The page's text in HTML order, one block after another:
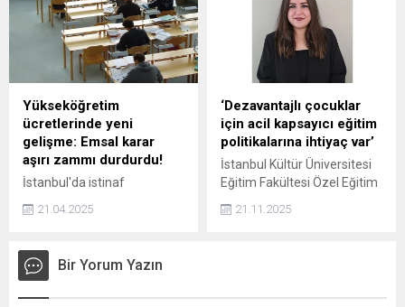
Atatürk’ün Manastır Askeri
İdadisi’nden mezuniyetinin
127’nci yıl dönümü törenine
katılmak üzere Kuzey
Makedonya’ya gitti.
hızlı değişirken, bu değişime
yalnızca ayak uyduran değil,
yön veren şirketler
geleceğin liderleri arasında
yer almaktadır. BB Global,
kurulduğu ilk günden
itibaren benimsediği
yenilikçi yaklaşım, güçlü
tedarik ağı ve müşteri odaklı
hizmet anlayışıyla...
Yükseköğretim
ücretlerinde yeni
gelişme: Emsal karar
aşırı zammı durdurdu!
İstanbul'da istinaf
üniversitesinin yüzde 100'ün
karşı açılan davada,
öğrenciyi haklı bularak
21.04.2025
‘Dezavantajlı çocuklar
için acil kapsayıcı eğitim
politikalarına ihtiyaç var’
İstanbul Kültür Üniversitesi
Eğitim Fakültesi Özel Eğitim
Fidan Güneş Gürgör Kılıç, 20
21.11.2025
Bir Yorum Yazın